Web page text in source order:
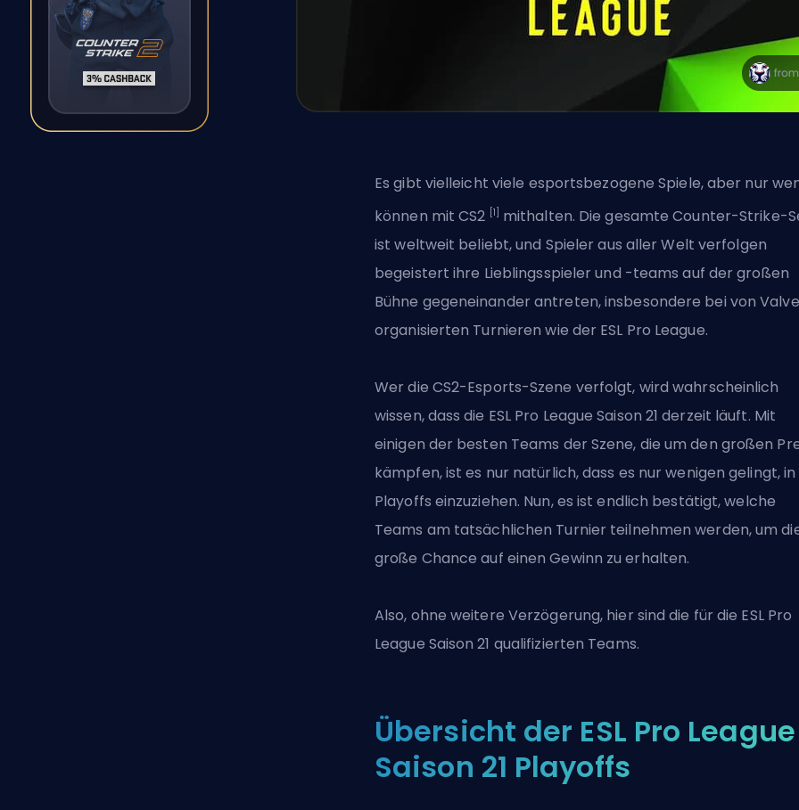
Es gibt vielleicht viele esportsbezogene Spiele, aber nur
können mit CS2 [1]
mithalten. Die gesamte Counter-Strike-
ist weltweit beliebt, und Spieler aus aller Welt verfolgen
begeistert ihre Lieblingsspieler und -teamsauf der großen
Bühne gegeneinander antreten, insbesondere bei von Valve
organisierten Turnieren wie der ESL Pro League.
Wer die CS2-Esports-Szene verfolgt, wird wahrscheinlich
wissen, dass die ESL Pro League Saison 21 derzeit läuft. Mit
einigen der besten Teams der Szene, die um den großen
kämpfen, ist es nur natürlich, dass es nur wenigen gelingt, in
Playoffs einzuziehen. Nun, es ist endlich bestätigt, welche
Teams am tatsächlichen Turnier teilnehmen werden, um
große Chance auf einen Gewinn zu erhalten.
Also, ohne weitere Verzögerung, hier sind die für die ESL Pro
League Saison 21 qualifizierten Teams.
Übersicht der ESL Pro League
Saison 21 Playoffs